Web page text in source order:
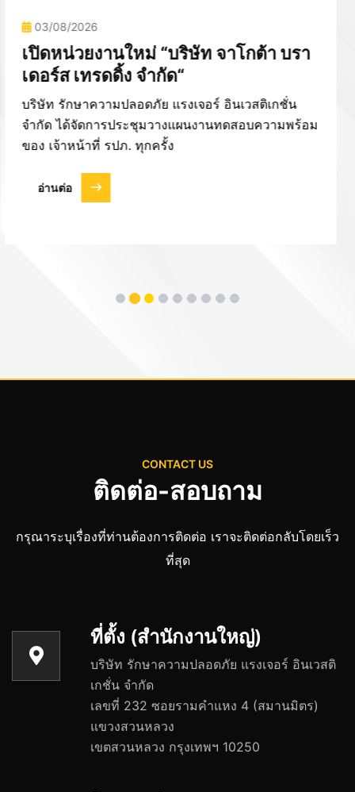
30/07/2026
เปิดหน่วยงานใหม่ “หมู่บ้านจัดสรร พลี
โน่ รามอินทรา – จตุโชติ“
บริษัท รักษาความปลอดภัย แรงเจอร์ อินเวสติเกชั่น
จำกัด ได้จัดการประชุมวางแผนงานทดสอบความพร้อม
ของ เจ้าหน้าที่ รปภ. ทุกครั้ง
อ่านต่อ
CONTACT US
ติดต่อ-สอบถาม
กรุณาระบุเรื่องที่ท่านต้องการติดต่อ เราจะติดต่อกลับโดยเร็ว
ที่สุด
ที่ตั้ง (สำนักงานใหญ่)
บริษัท รักษาความปลอดภัย แรงเจอร์ อินเวสติ
เกชั่น จำกัด
เลขที่ 232 ซอยรามคำแหง 4 (สมานมิตร)
แขวงสวนหลวง
เขตสวนหลวง กรุงเทพฯ 10250